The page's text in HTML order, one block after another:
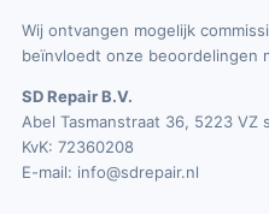
Wij ontvangen mogelijk
beïnvloedt onze beoordelingen
SD Repair B.V.
Abel Tasmanstraat 36, 5223 VZ
KvK: 72360208
E-mail: info@sdrepair.nl